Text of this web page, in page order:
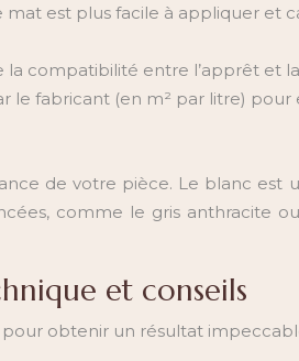
mat est plus facile à appliquer et
la compatibilité entre l’apprêt et
le fabricant (en m² par litre) pour
de votre pièce. Le blanc
comme le gris anthracite
et conseils
obtenir un résultat